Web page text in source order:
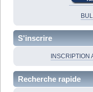
S'inscrire
Recherche rapide